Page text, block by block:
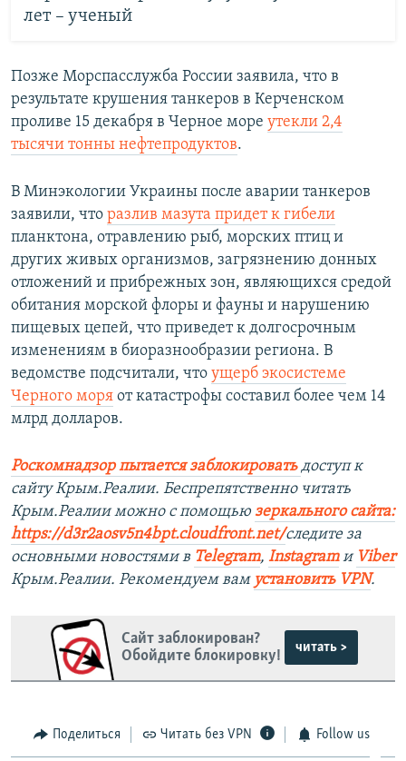
лет – ученый
Позже Морспасслужба России заявила, что в
результате крушения танкеров в Керченском
проливе 15 декабря в Черное море утекли 2,4
тысячи тонны нефтепродуктов.
В Минэкологии Украины после аварии танкеров
заявили, что разлив мазута придет к гибели
планктона, отравлению рыб, морских птиц и
других живых организмов, загрязнению донных
отложений и прибрежных зон, являющихся средой
обитания морской флоры и фауны и нарушению
пищевых цепей, что приведет к долгосрочным
изменениям в биоразнообразии региона. В
ведомстве подсчитали, что ущерб экосистеме
Черного моря от катастрофы составил более чем 14
млрд долларов.
Роскомнадзор пытается заблокировать доступ к
сайту Крым.Реалии. Беспрепятственно читать
Крым.Реалии можно с помощью зеркального сайта:
https://d3r2aosv5n4bpt.cloudfront.net/следите за
основными новостями в Telegram, Instagramи Viber
Крым.Реалии. Рекомендуем вам установить VPN.
Сайт заблокирован?
Обойдите блокировку!
читать >
Поделиться Читать без VPN Follow us